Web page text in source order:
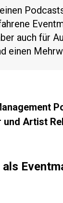
auch für
einen
und Artist